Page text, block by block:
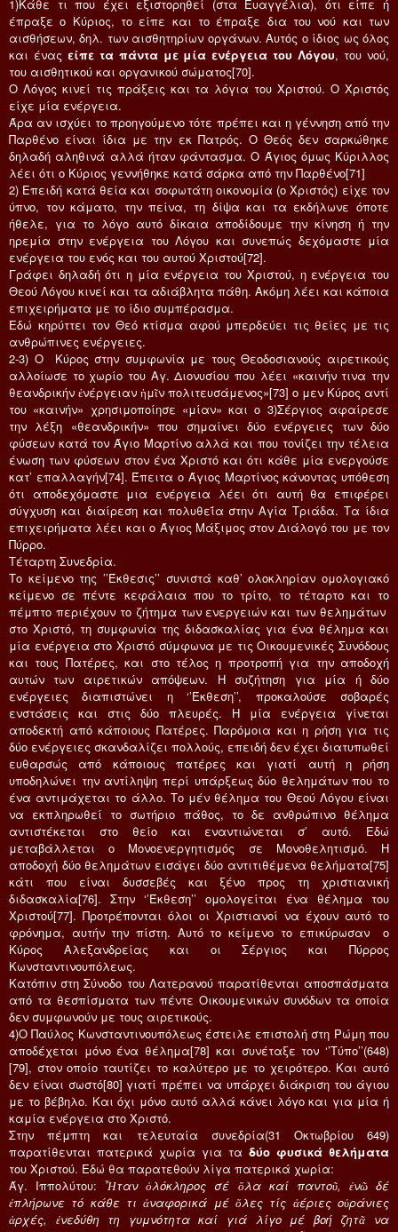
1)Κάθε τι που έχει εξιστορηθεί (στα Ευαγγέλια), ότι είπε ή
έπραξε ο Κύριος, το είπε και το έπραξε δια του νού και των
αισθήσεων, δηλ. των αισθητηρίων οργάνων. Αυτός ο ίδιος ως όλος
και ένας είπε τα πάντα με μία ενέργεια του Λόγου, του νού,
του αισθητικού και οργανικού σώματος[70].
Ο Λόγος κινεί τις πράξεις και τα λόγια του Χριστού. Ο Χριστός
είχε μία ενέργεια.
Άρα αν ισχύει το προηγούμενο τότε πρέπει και η γέννηση από την
Παρθένο είναι ίδια με την εκ Πατρός. Ο Θεός δεν σαρκώθηκε
δηλαδή αληθινά αλλά ήταν φάντασμα. Ο Άγιος όμως Κύριλλος
λέει ότι ο Κύριος γεννήθηκε κατά σάρκα από την Παρθένο[71]
2) Επειδή κατά θεία και σοφωτάτη οικονομία (ο Χριστός) είχε τον
ύπνο, τον κάματο, την πείνα, τη δίψα και τα εκδήλωνε όποτε
ήθελε, για το λόγο αυτό δίκαια αποδίδουμε την κίνηση ή την
ηρεμία στην ενέργεια του Λόγου και συνεπώς δεχόμαστε μία
ενέργεια του ενός και του αυτού Χριστού[72].
Γράφει δηλαδή ότι η μία ενέργεια του Χριστού, η ενέργεια του
Θεού Λόγου κινεί και τα αδιάβλητα πάθη. Ακόμη λέει και κάποια
επιχειρήματα με το ίδιο συμπέρασμα.
Εδώ κηρύττει τον Θεό κτίσμα αφού μπερδεύει τις θείες με τις
ανθρώπινες ενέργειες.
2-3) Ο Κύρος στην συμφωνία με τους Θεοδοσιανούς αιρετικούς
αλλοίωσε το χωρίο του Αγ. Διονυσίου που λέει «καινήν τινα την
θεανδρικήν ἐνέργειαν ἡμῖν πολιτευσάμενος»[73] ο μεν Κύρος αντί
του «καινήν» χρησιμοποίησε «μίαν» και ο 3)Σέργιος αφαίρεσε
την λέξη «θεανδρικήν» που σημαίνει δύο ενέργειες των δύο
φύσεων κατά τον Άγιο Μαρτίνο αλλά και που τονίζει την τέλεια
ένωση των φύσεων στον ένα Χριστό και ότι κάθε μία ενεργούσε
κατ’ επαλλαγήν[74]. Έπειτα ο Άγιος Μαρτίνος κάνοντας υπόθεση
ότι αποδεχόμαστε μια ενέργεια λέει ότι αυτή θα επιφέρει
σύγχυση και διαίρεση και πολυθεΐα στην Αγία Τριάδα. Τα ίδια
επιχειρήματα λέει και ο Άγιος Μάξιμος στον Διάλογό του με τον
Πύρρο.
Τέταρτη Συνεδρία.
Το κείμενο της ’’Έκθεσις’’ συνιστά καθ’ ολοκληρίαν ομολογιακό
κείμενο σε πέντε κεφάλαια που το τρίτο, το τέταρτο και το
πέμπτο περιέχουν το ζήτημα των ενεργειών και των θελημάτων
στο Χριστό, τη συμφωνία της διδασκαλίας για ένα θέλημα και
μία ενέργεια στο Χριστό σύμφωνα με τις Οικουμενικές Συνόδους
και τους Πατέρες, και στο τέλος η προτροπή για την αποδοχή
αυτών των αιρετικών απόψεων. Η συζήτηση για μία ή δύο
ενέργειες διαπιστώνει η ‘’Έκθεση’’, προκαλούσε σοβαρές
ενστάσεις και στις δύο πλευρές. Η μία ενέργεια γίνεται
αποδεκτή από κάποιους Πατέρες. Παρόμοια και η ρήση για τις
δύο ενέργειες σκανδαλίζει πολλούς, επειδή δεν έχει διατυπωθεί
ευθαρσώς από κάποιους πατέρες και γιατί αυτή η ρήση
υποδηλώνει την αντίληψη περί υπάρξεως δύο θελημάτων που το
ένα αντιμάχεται το άλλο. Το μέν θέλημα του Θεού Λόγου είναι
να εκπληρωθεί το σωτήριο πάθος, το δε ανθρώπινο θέλημα
αντιστέκεται στο θείο και εναντιώνεται σ’ αυτό. Εδώ
μεταβάλλεται ο Μονοενεργητισμός σε Μονοθελητισμό. Η
αποδοχή δύο θελημάτων εισάγει δύο αντιτιθέμενα θελήματα[75]
κάτι που είναι δυσσεβές και ξένο προς τη χριστιανική
διδασκαλία[76]. Στην ‘’Έκθεση’’ ομολογείται ένα θέλημα του
Χριστού[77]. Προτρέπονται όλοι οι Χριστιανοί να έχουν αυτό το
φρόνημα, αυτήν την πίστη. Αυτό το κείμενο το επικύρωσαν ο
Κύρος Αλεξανδρείας και οι Σέργιος και Πύρρος
Κωνσταντινουπόλεως.
Κατόπιν στη Σύνοδο του Λατερανού παρατίθενται αποσπάσματα
από τα θεσπίσματα των πέντε Οικουμενικών συνόδων τα οποία
δεν συμφωνούν με τους αιρετικούς.
4)Ο Παύλος Κωνσταντινουπόλεως έστειλε επιστολή στη Ρώμη που
αποδέχεται μόνο ένα θέλημα[78] και συνέταξε τον ‘’Τύπο’’(648)
[79], στον οποίο ταυτίζει το καλύτερο με το χειρότερο. Και αυτό
δεν είναι σωστό[80] γιατί πρέπει να υπάρχει διάκριση του άγιου
με το βέβηλο. Και όχι μόνο αυτό αλλά κάνει λόγο και για μία ή
καμία ενέργεια στο Χριστό.
Στην πέμπτη και τελευταία συνεδρία(31 Οκτωβρίου 649)
παρατίθενται πατερικά χωρία για τα δύο φυσικά θελήματα
του Χριστού. Εδώ θα παρατεθούν λίγα πατερικά χωρία:
Άγ. Iππoλύτου:Ἦταν ὁλόκληρος σέ ὅλα καί παντοῦ, ἐνῶ δέ
ἐπλήρωνε τό κάθε τι ἀναφορικά μέ ὅλες τίς ἀέριες οὐράνιες
ἀρχές, ἐνεδύθη τη γυμνότητα καί γιά λίγο μέ βοή ζητᾶ να